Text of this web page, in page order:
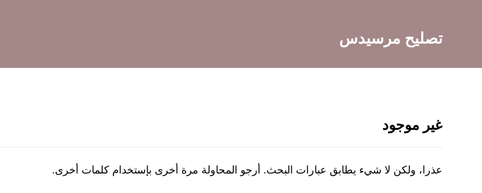
تصليح مرسيدس
غير موجود
عذرا، ولكن لا شيء يطابق عبارات البحث. أرجو المحاولة مرة أخرى بإستخدام كلمات أخرى.